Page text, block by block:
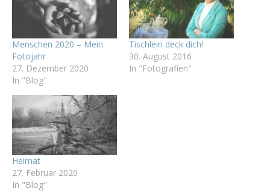
Menschen 2020 – Mein
Fotojahr
27. Dezember 2020
In "Blog"
Tischlein deck dich!
30. August 2016
In "Fotografien"
Heimat
27. Februar 2020
In "Blog"